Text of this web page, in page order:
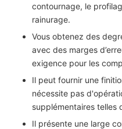
contournage, le
rainurage.
Vous obtenez des
avec des marges
exigence pour les
Il peut fournir une
nécessite pas
supplémentaires telles
Il présente une large